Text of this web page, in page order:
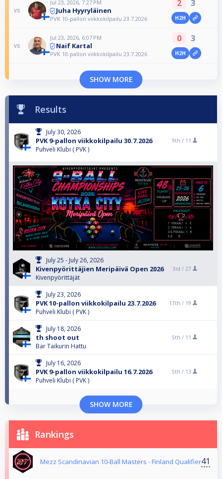
vs
Jul 23, 2026, 7:27 PM
Juha Hyyryläinen
PVK 10-pallon viikkokilpailu 23.7.2026
2 3
H2H
vs
Jul 23, 2026, 6:07 PM
Naif Kartal
PVK 10-pallon viikkokilpailu 23.7.2026
0 3
H2H
SHOW MORE
Results
July 30, 2026
PVK 9-pallon viikkokilpailu 30.7.2026
Puhveli Klubi ( PVK )
9th / 11
July 25 - July 26, 2026
Kivenpyörittäjien Meripäivä Open 2026
Kivenpyörittäjät
3rd / 27
July 23, 2026
PVK 10-pallon viikkokilpailu 23.7.2026
Puhveli Klubi ( PVK )
17th / 19
July 18, 2026
th shoot out
Bar Taikurin Hattu
5th / 11
July 16, 2026
PVK 9-pallon viikkokilpailu 16.7.2026
Puhveli Klubi ( PVK )
5th / 13
SHOW MORE
Rankings
Mezz Scandinavian 10-Ball Masters - Finland Qualifier41